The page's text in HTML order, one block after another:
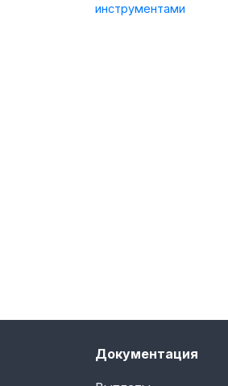
инструментами
Документация